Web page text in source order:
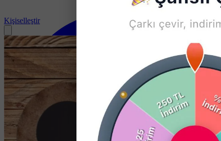
Kişiselleştir